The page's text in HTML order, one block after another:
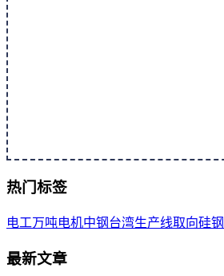
热门标签
电工万吨电机中钢台湾生产线取向硅钢
最新文章